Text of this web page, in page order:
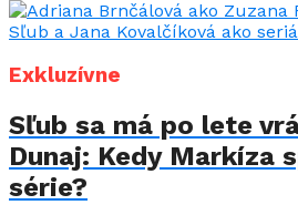
Exkluzívne
Sľub sa má po lete
Dunaj: Kedy Markíza
série?